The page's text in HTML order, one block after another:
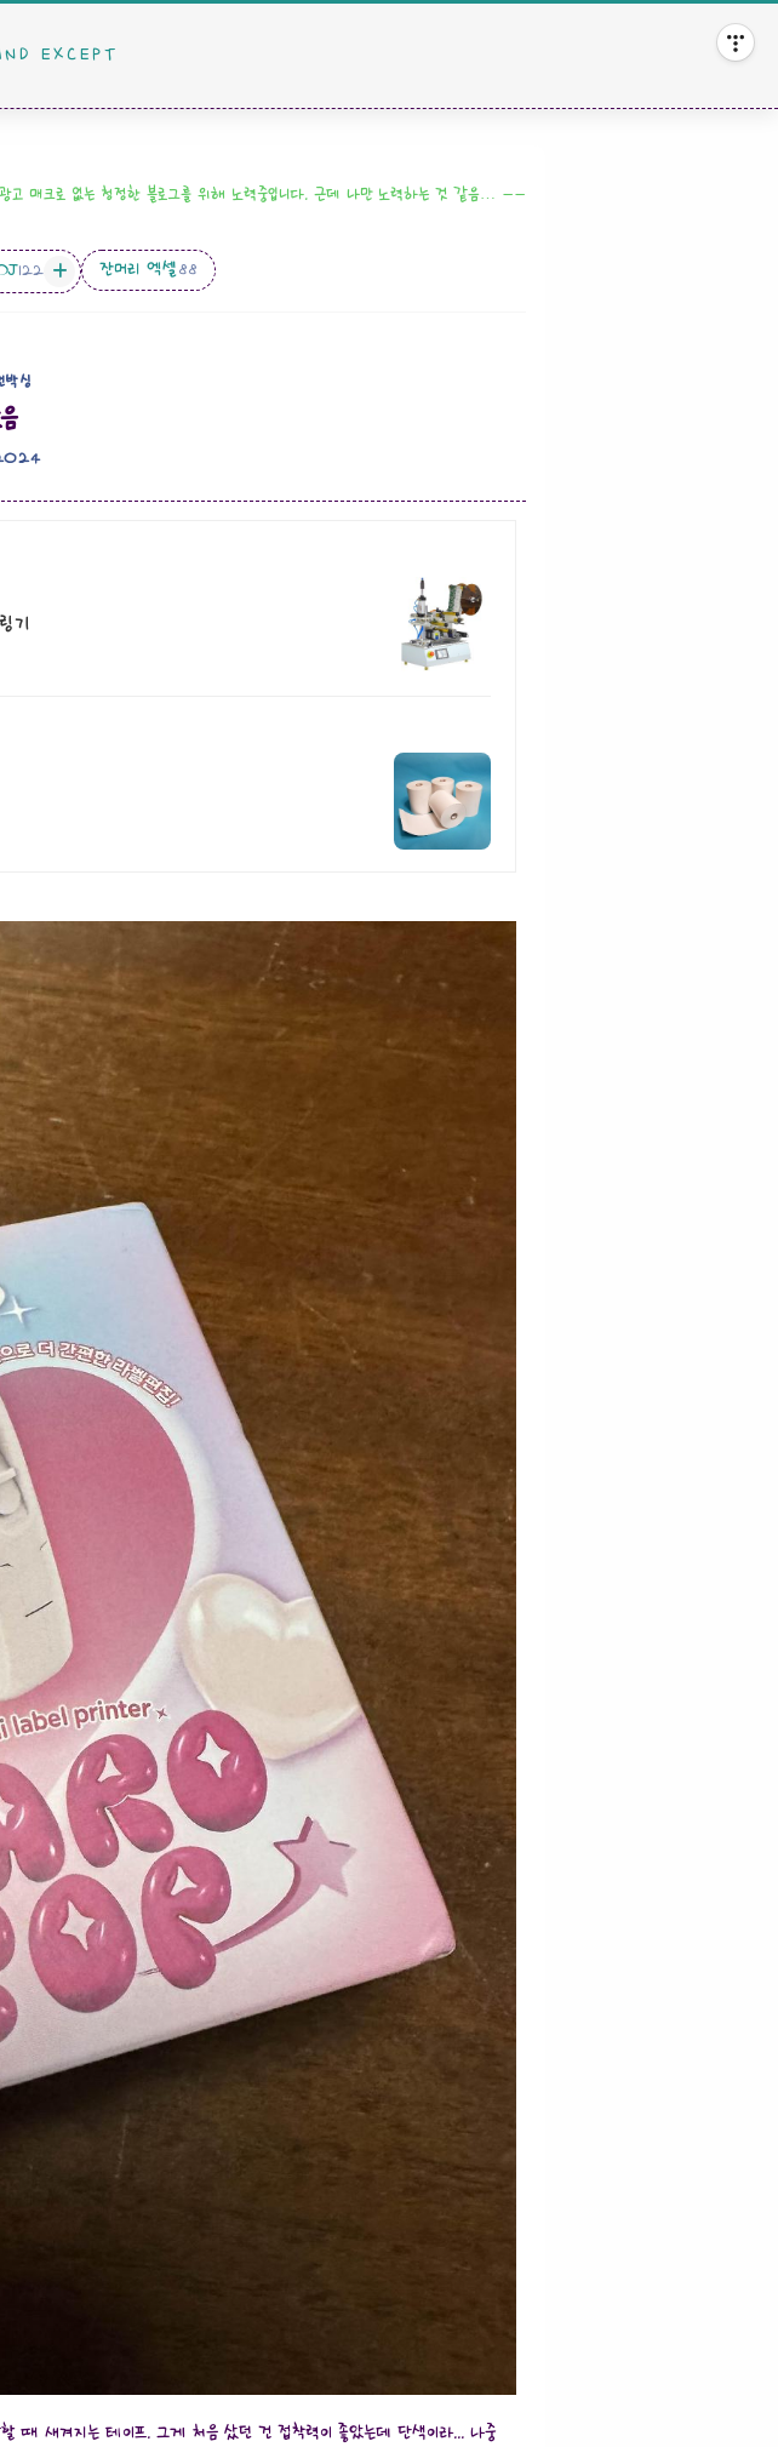
EXCEPT
광고 매크로 없는 청정한 블로그를 위해 노력중입니다. 근데 나만 노력하는 것 같음… ㅡㅡ
122 잔머리 엑셀88
싱
기
때 새겨지는 테이프. 그게 처음 샀던 건 접착력이 좋았는데 단색이라... 나중